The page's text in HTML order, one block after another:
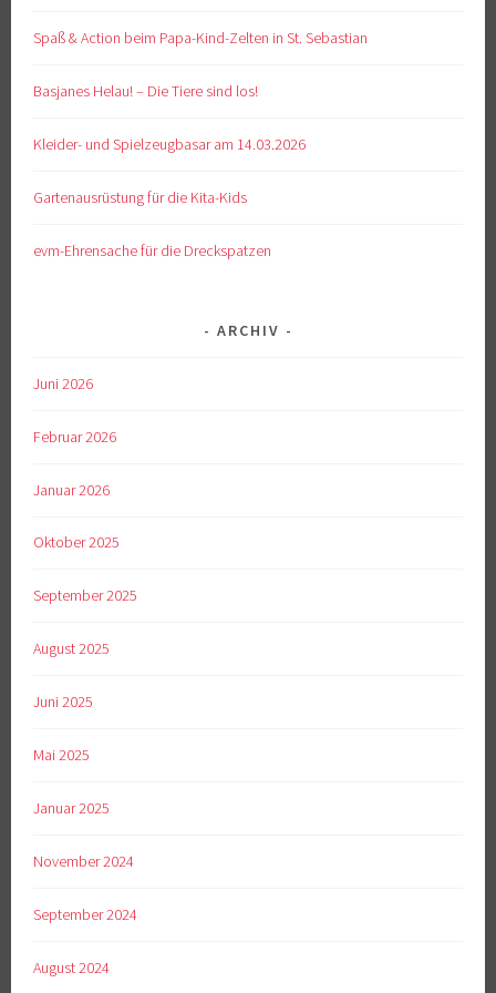
Spaß & Action beim Papa-Kind-Zelten in St. Sebastian
Basjanes Helau! – Die Tiere sind los!
Kleider- und Spielzeugbasar am 14.03.2026
Gartenausrüstung für die Kita-Kids
evm-Ehrensache für die Dreckspatzen
ARCHIV
Juni 2026
Februar 2026
Januar 2026
Oktober 2025
September 2025
August 2025
Juni 2025
Mai 2025
Januar 2025
November 2024
September 2024
August 2024